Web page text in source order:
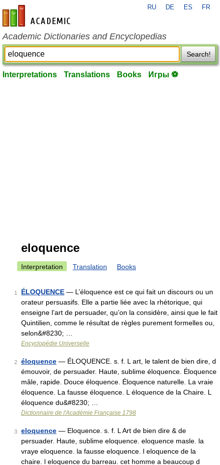
en-academic.com
RU DE ES FR
Academic Dictionaries and Encyclopedias
Search!
Interpretations Translations Books Игры ⚽
eloquence
Interpretation Translation Books
1 ÉLOQUENCE — L’éloquence est ce qui fait un discours ou un
orateur persuasifs. Elle a partie liée avec la rhétorique, qui
enseigne l’art de persuader, qu’on la considère, ainsi que le fait
Quintilien, comme le résultat de règles purement formelles ou,
selon&#8230; …
Encyclopédie Universelle
2 éloquence — ÉLOQUENCE. s. f. L art, le talent de bien dire, d
émouvoir, de persuader. Haute, sublime éloquence. Éloquence
mâle, rapide. Douce éloquence. Éloquence naturelle. La vraie
éloquence. La fausse éloquence. L éloquence de la Chaire. L
éloquence du&#8230; …
Dictionnaire de l'Académie Française 1798
3 eloquence — Eloquence. s. f. L Art de bien dire & de
persuader. Haute, sublime eloquence. eloquence masle. la
vraye eloquence. la fausse eloquence. l eloquence de la
chaire. l eloquence du barreau. cet homme a beaucoup d